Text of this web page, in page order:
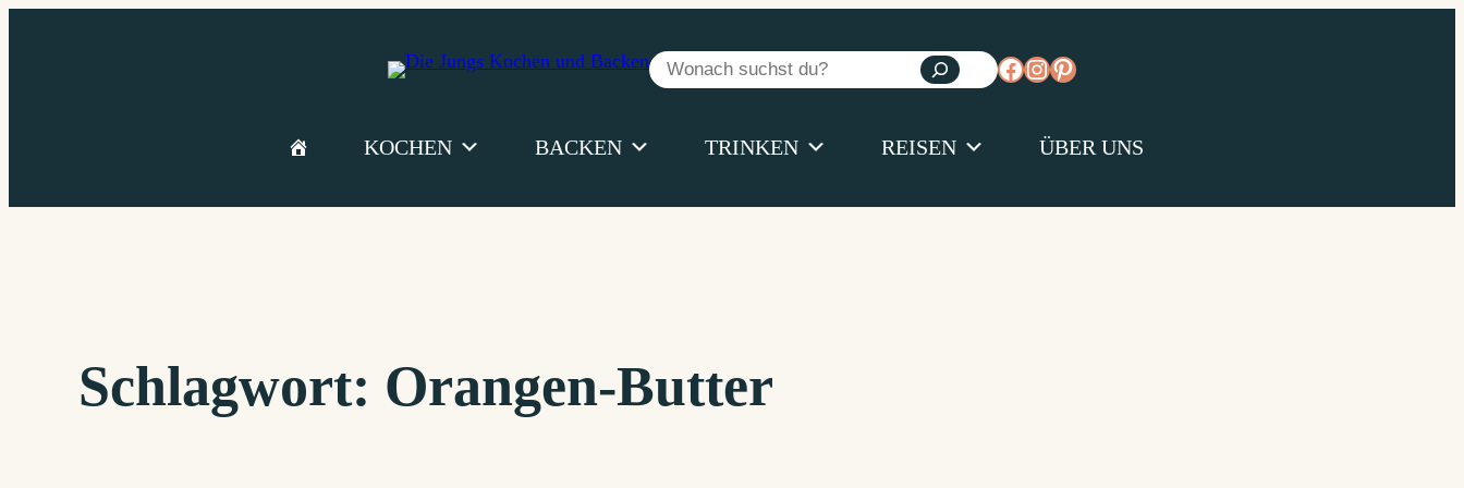
Suchen https://www.facebook.com/
https://www.instagram.com/
https://www.pinterest.de/diejungs/
KOCHEN BACKEN TRINKEN REISEN ÜBER UNS
Schlagwort: Orangen-Butter